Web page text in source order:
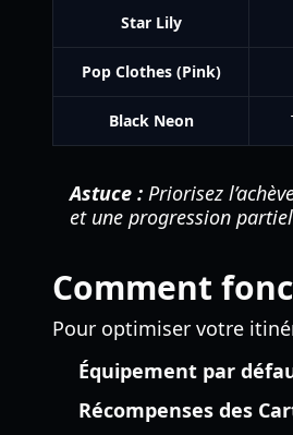
Star Lily
Pop Clothes (Pink)
Black Neon
Astuce : Priorisez
et une progression
Comment
Pour optimiser votre
Équipement par
Récompenses des